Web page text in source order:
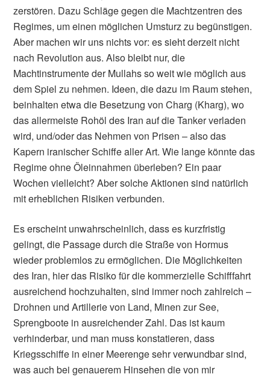
zerstören. Dazu Schläge gegen die Machtzentren des
Regimes, um einen möglichen Umsturz zu begünstigen.
Aber machen wir uns nichts vor: es sieht derzeit nicht
nach Revolution aus. Also bleibt nur, die
Machtinstrumente der Mullahs so weit wie möglich aus
dem Spiel zu nehmen. Ideen, die dazu im Raum stehen,
beinhalten etwa die Besetzung von Charg (Kharg), wo
das allermeiste Rohöl des Iran auf die Tanker verladen
wird, und/oder das Nehmen von Prisen – also das
Kapern iranischer Schiffe aller Art. Wie lange könnte das
Regime ohne Öleinnahmen überleben? Ein paar
Wochen vielleicht? Aber solche Aktionen sind natürlich
mit erheblichen Risiken verbunden.
Es erscheint unwahrscheinlich, dass es kurzfristig
gelingt, die Passage durch die Straße von Hormus
wieder problemlos zu ermöglichen. Die Möglichkeiten
des Iran, hier das Risiko für die kommerzielle Schifffahrt
ausreichend hochzuhalten, sind immer noch zahlreich –
Drohnen und Artillerie von Land, Minen zur See,
Sprengboote in ausreichender Zahl. Das ist kaum
verhinderbar, und man muss konstatieren, dass
Kriegsschiffe in einer Meerenge sehr verwundbar sind,
was auch bei genauerem Hinsehen die von mir